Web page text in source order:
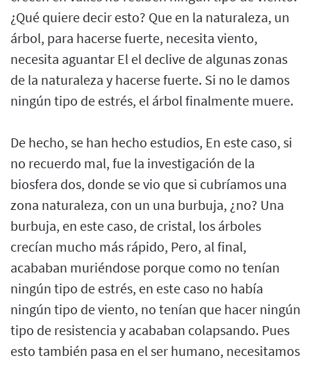
¿Qué quiere decir esto? Que en la naturaleza, un
árbol, para hacerse fuerte, necesita viento,
necesita aguantar El el declive de algunas zonas
de la naturaleza y hacerse fuerte. Si no le damos
ningún tipo de estrés, el árbol finalmente muere.
De hecho, se han hecho estudios, En este caso, si
no recuerdo mal, fue la investigación de la
biosfera dos, donde se vio que si cubríamos una
zona naturaleza, con un una burbuja, ¿no? Una
burbuja, en este caso, de cristal, los árboles
crecían mucho más rápido, Pero, al final,
acababan muriéndose porque como no tenían
ningún tipo de estrés, en este caso no había
ningún tipo de viento, no tenían que hacer ningún
tipo de resistencia y acababan colapsando. Pues
esto también pasa en el ser humano, necesitamos